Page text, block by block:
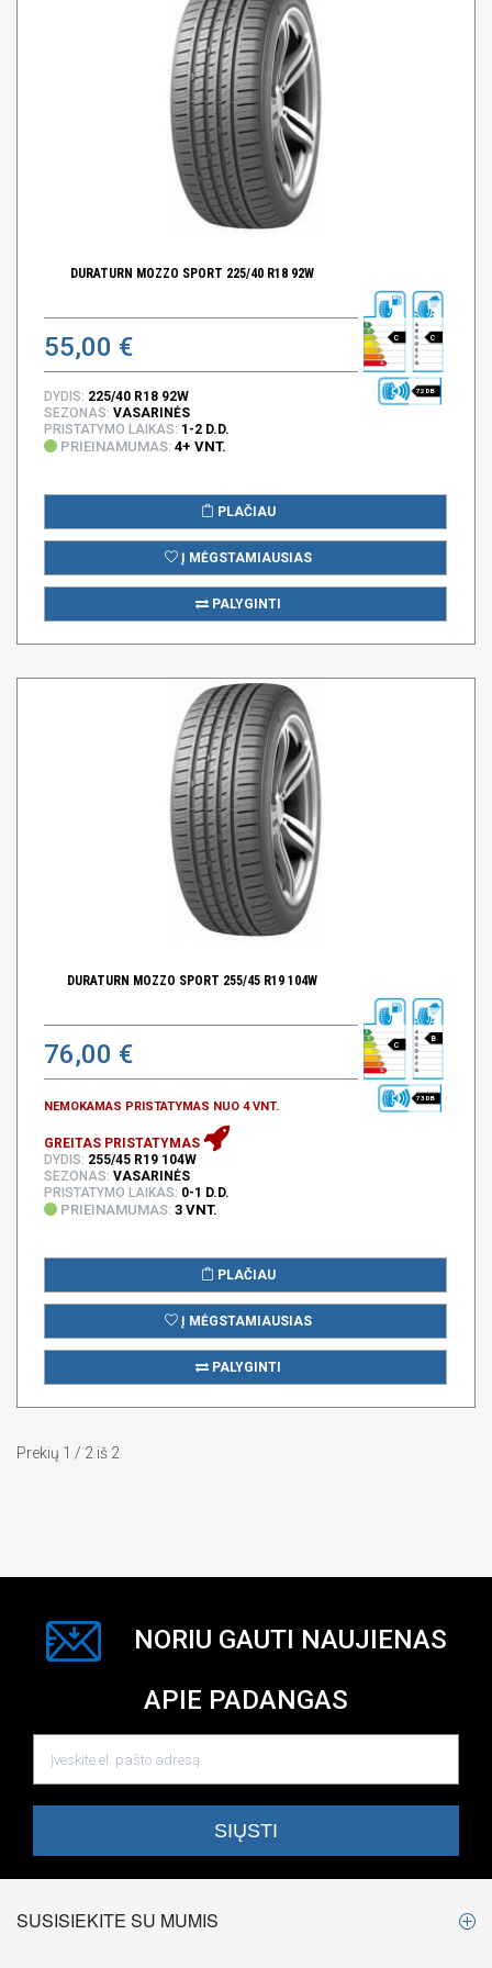
DURATURN MOZZO SPORT 225/40 R18 92W
55,00 € C C
72 DB
DYDIS: 225/40 R18 92W
SEZONAS: VASARINĖS
PRISTATYMO LAIKAS: 1-2 D.D.
PRIEINAMUMAS: 4+ VNT.
PLAČIAU
Į MĖGSTAMIAUSIAS
PALYGINTI
DURATURN MOZZO SPORT 255/45 R19 104W
76,00 €
NEMOKAMAS PRISTATYMAS NUO 4 VNT.
C
B
73 DB
GREITAS PRISTATYMAS
DYDIS: 255/45 R19 104W
SEZONAS: VASARINĖS
PRISTATYMO LAIKAS: 0-1 D.D.
PRIEINAMUMAS: 3 VNT.
PLAČIAU
Į MĖGSTAMIAUSIAS
PALYGINTI
Prekių 1 / 2 iš 2
NORIU GAUTI NAUJIENAS
APIE PADANGAS
SUSISIEKITE SU MUMIS